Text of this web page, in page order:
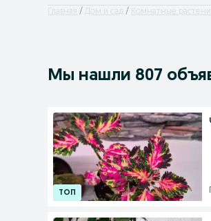
Главная Дом и сад Комнатные
Мы нашли 807